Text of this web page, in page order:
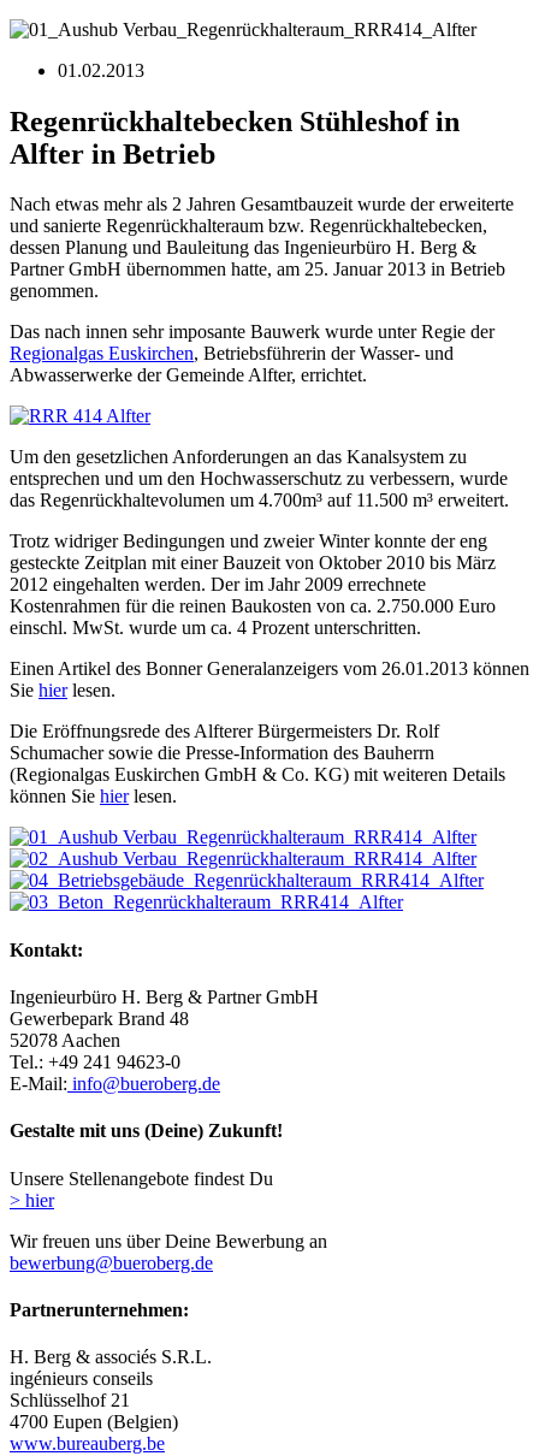
01.02.2013
Regenrückhaltebecken Stühleshof in
Alfter in Betrieb
Nach etwas mehr als 2 Jahren Gesamtbauzeit wurde der erweiterte
und sanierte Regenrückhalteraum bzw. Regenrückhaltebecken,
dessen Planung und Bauleitung das Ingenieurbüro H. Berg &
Partner GmbH übernommen hatte, am 25. Januar 2013 in Betrieb
genommen.
Das nach innen sehr imposante Bauwerk wurde unter Regie der
Regionalgas Euskirchen, Betriebsführerin der Wasser- und
Abwasserwerke der Gemeinde Alfter, errichtet.
Um den gesetzlichen Anforderungen an das Kanalsystem zu
entsprechen und um den Hochwasserschutz zu verbessern, wurde
das Regenrückhaltevolumen um 4.700m³ auf 11.500 m³ erweitert.
Trotz widriger Bedingungen und zweier Winter konnte der eng
gesteckte Zeitplan mit einer Bauzeit von Oktober 2010 bis März
2012 eingehalten werden. Der im Jahr 2009 errechnete
Kostenrahmen für die reinen Baukosten von ca. 2.750.000 Euro
einschl. MwSt. wurde um ca. 4 Prozent unterschritten.
Einen Artikel des Bonner Generalanzeigers vom 26.01.2013 können
Sie hierlesen.
Die Eröffnungsrede des Alfterer Bürgermeisters Dr. Rolf
Schumacher sowie die Presse-Information des Bauherrn
(Regionalgas Euskirchen GmbH & Co. KG) mit weiteren Details
können Sie hierlesen.
Kontakt:
Ingenieurbüro H. Berg & Partner GmbH
Gewerbepark Brand 48
52078 Aachen
Tel.: +49 241 94623-0
E-Mail: info@bueroberg.de
Gestalte mit uns (Deine) Zukunft!
Unsere Stellenangebote findest Du
> hier
Wir freuen uns über Deine Bewerbung an
bewerbung@bueroberg.de
Partnerunternehmen:
H. Berg & associés S.R.L.
ingénieurs conseils
Schlüsselhof 21
4700 Eupen (Belgien)
www.bureauberg.be